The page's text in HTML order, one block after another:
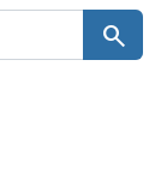
search